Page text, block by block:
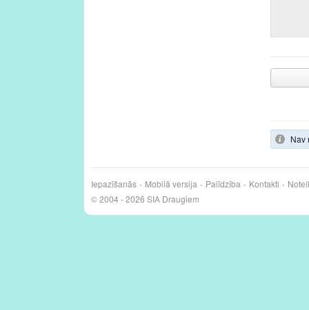
Nav
Iepazīšanās Mobilā versija Palīdzība Kontakti
© 2004 - 2026 SIA Draugiem